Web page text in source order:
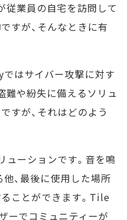
従業員の自宅を訪問して
すが、そんなときに有
はサイバー攻撃に対す
難や紛失に備えるソリュ
すが、それはどのよう
ーションです。音を鳴
、最後に使用した場所
ことができます。Tile
ーでコミュニティーが